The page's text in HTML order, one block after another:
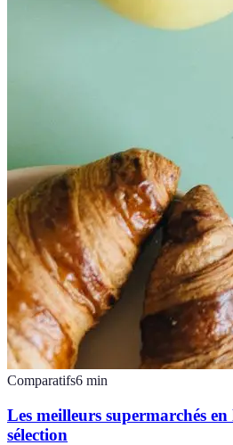
Comparatifs6 min
Les meilleurs supermarchés
sélection